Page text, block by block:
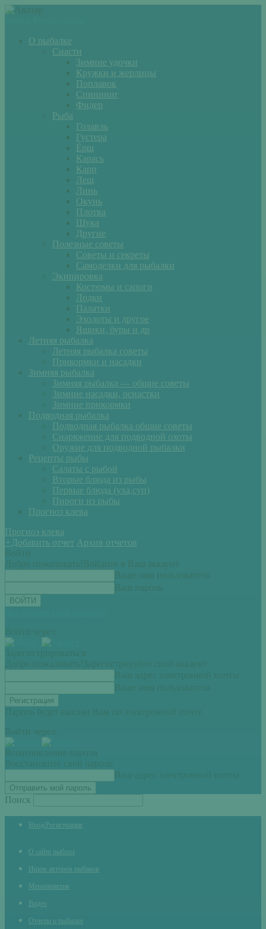
О рыбалке
Снасти
Зимние удочки
Кружки и жерлицы
Поплавок
Спиннинг
Фидер
Рыба
Голавль
Густера
Ёрш
Карась
Карп
Лещ
Линь
Окунь
Плотва
Щука
Другие
Полезные советы
Советы и секреты
Самоделки для рыбалки
Экипировка
Костюмы и сапоги
Лодки
Палатки
Эхолоты и другое
Ящики, буры и др
Летняя рыбалка
Летняя рыбалка советы
Прикормки и насадки
Зимняя рыбалка
Зимняя рыбалка — общие советы
Зимние насадки, оснастки
Зимние прикормки
Подводная рыбалка
Подводная рыбалка общие советы
Снаряжение для подводной охоты
Оружие для подводной рыбалки
Рецепты рыбы
Салаты с рыбой
Вторые блюда из рыбы
Первые блюда (уха,суп)
Пироги из рыбы
Прогноз клева
Прогноз клева
+ Добавить отчет Архив отчетов
Войти
Добро пожаловать! Войдите в Ваш аккаунт
Ваше имя пользователя
Ваш пароль
Войти через:
Зарегистрироваться
Добро пожаловать! Зарегистрируйте свой аккаунт
Ваш адрес электронной почты
Ваше имя пользователя
Пароль будет выслан Вам по электронной почте.
Войти через:
Всоатновление пароля
Восстановите свой пароль
Ваш адрес электронной почты
Поиск
Вход/Регистрация
О сайте рыбхоз
Ищем авторов рыбаков
Мероприятия
Видео
Отчеты о рыбалке